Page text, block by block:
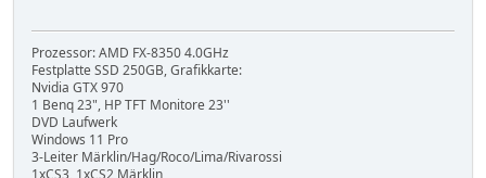
Prozessor: AMD FX-8350 4.0GHz
Festplatte SSD 250GB, Grafikkarte:
Nvidia GTX 970
1 Benq 23", HP TFT Monitore 23''
DVD Laufwerk
Windows 11 Pro
3-Leiter Märklin/Hag/Roco/Lima/Rivarossi
1xCS3, 1xCS2 Märklin